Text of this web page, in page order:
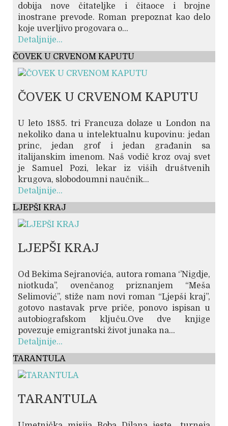
dobija nove čitateljke i čitaoce i brojne
inostrane prevode. Roman prepoznat kao delo
koje uverljivo progovara o...
Detaljnije...
ČOVEK U CRVENOM KAPUTU
ČOVEK U CRVENOM KAPUTU
U leto 1885. tri Francuza dolaze u London na
nekoliko dana u intelektualnu kupovinu: jedan
princ, jedan grof i jedan građanin sa
italijanskim imenom. Naš vodič kroz ovaj svet
je Samuel Pozi, lekar iz viših društvenih
krugova, slobodoumni naučnik...
Detaljnije...
LJEPŠI KRAJ
LJEPŠI KRAJ
Od Bekima Sejranovića, autora romana ‘’Nigdje,
niotkuda’’, ovenčanog priznanjem “Meša
Selimović”, stiže nam novi roman “Ljepši kraj”,
gotovo nastavak prve priče, ponovo ispisan u
autobiografskom ključu.Ove dve knjige
povezuje emigrantski život junaka na...
Detaljnije...
TARANTULA
TARANTULA